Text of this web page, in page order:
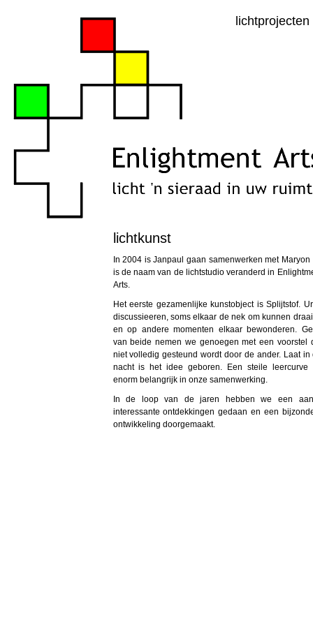
lichtprojecten
lichtkunst
In 2004 is Janpaul gaan samenwerken met Maryon
is de naam van de lichtstudio veranderd in
Arts.
Het eerste gezamenlijke kunstobject is Splijtstof.
discussieeren, soms elkaar de nek om kunnen
en op andere momenten elkaar bewonderen.
van beide nemen we genoegen met een voorstel
niet volledig gesteund wordt door de ander. Laat in
nacht is het idee geboren. Een steile leercurve
enorm belangrijk in onze samenwerking.
In de loop van de jaren hebben we een
interessante ontdekkingen gedaan en een
ontwikkeling doorgemaakt.